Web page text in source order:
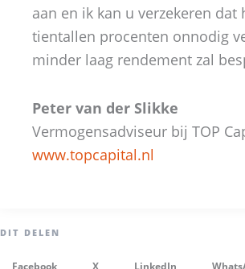
aan en ik kan u verzekeren dat
tientallen procenten onnodig
minder laag rendement zal
Peter van der Slikke
Vermogensadviseur bij TOP
www.topcapital.nl